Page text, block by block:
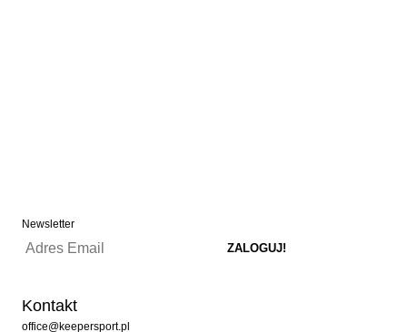
Newsletter
Kontakt
office@keepersport.pl